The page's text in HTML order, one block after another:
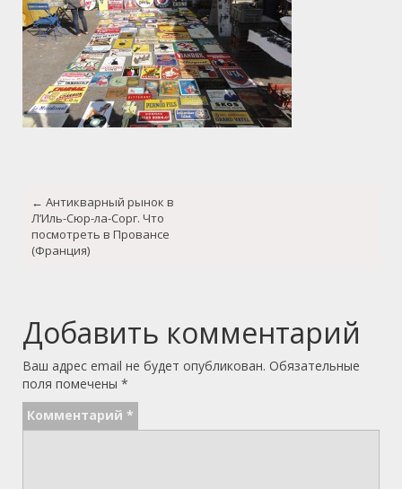
navigation
← Антикварный рынок в
Л’Иль-Сюр-ла-Сорг. Что
посмотреть в Провансе
(Франция)
Добавить комментарий
Ваш адрес email не будет опубликован. Обязательные
поля помечены *
Комментарий *